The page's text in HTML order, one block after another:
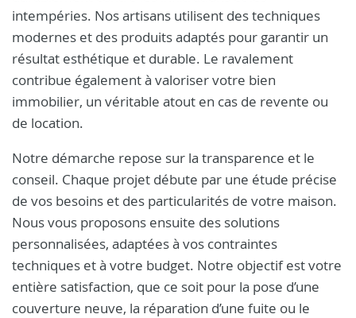
intempéries. Nos artisans utilisent des techniques
modernes et des produits adaptés pour garantir un
résultat esthétique et durable. Le ravalement
contribue également à valoriser votre bien
immobilier, un véritable atout en cas de revente ou
de location.
Notre démarche repose sur la transparence et le
conseil. Chaque projet débute par une étude précise
de vos besoins et des particularités de votre maison.
Nous vous proposons ensuite des solutions
personnalisées, adaptées à vos contraintes
techniques et à votre budget. Notre objectif est votre
entière satisfaction, que ce soit pour la pose d’une
couverture neuve, la réparation d’une fuite ou le